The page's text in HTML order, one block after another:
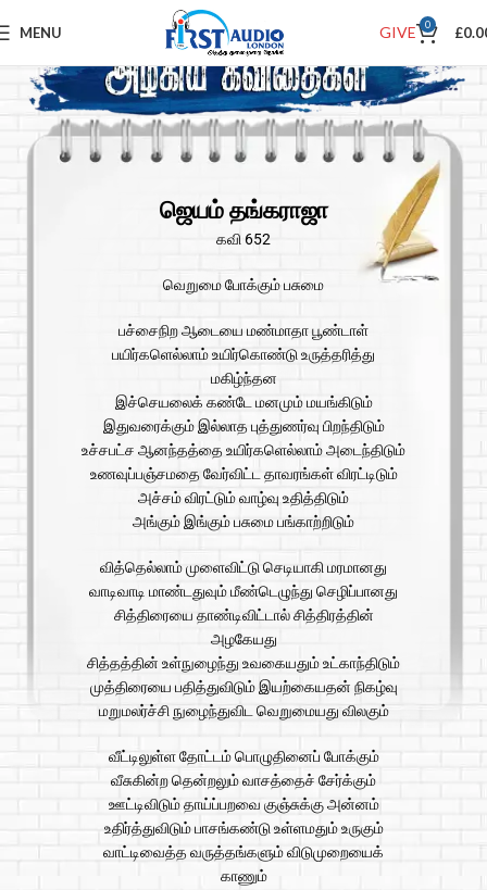
MENU GIVE 0 £
ஜெயம் தங்கராஜா
கவி 652
வெறுமை போக்கும் பசுமை
பச்சைநிற ஆடையை மண்மாதா பூண்டாள்
பயிர்களெல்லாம் உயிர்கொண்டு உருத்தரித்து
மகிழ்ந்தன
இச்செயலைக் கண்டே மனமும் மயங்கிடும்
இதுவரைக்கும் இல்லாத புத்துணர்வு பிறந்திடும்
உச்சபட்ச ஆனந்தத்தை உயிர்களெல்லாம் அடைந்திடும்
உணவுப்பஞ்சமதை வேர்விட்ட தாவரங்கள் விரட்டிடும்
அச்சம் விரட்டும் வாழ்வு உதித்திடும்
அங்கும் இங்கும் பசுமை பங்காற்றிடும்
வித்தெல்லாம் முளைவிட்டு செடியாகி மரமானது
வாடிவாடி மாண்டதுவும் மீண்டெழுந்து செழிப்பானது
சித்திரையை தாண்டிவிட்டால் சித்திரத்தின்
அழகேயது
சித்தத்தின் உள்நுழைந்து உவகையதும் உட்காந்திடும்
முத்திரையை பதித்துவிடும் இயற்கையதன் நிகழ்வு
மறுமலர்ச்சி நுழைந்துவிட வெறுமையது விலகும்
வீட்டிலுள்ள தோட்டம் பொழுதினைப் போக்கும்
வீசுகின்ற தென்றலும் வாசத்தைச் சேர்க்கும்
ஊட்டிவிடும் தாய்ப்பறவை குஞ்சுக்கு அன்னம்
உதிர்த்துவிடும் பாசங்கண்டு உள்ளமதும் உருகும்
வாட்டிவைத்த வருத்தங்களும் விடுமுறையைக்
காணும்